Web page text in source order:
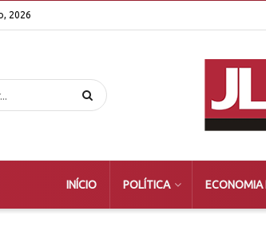
2026
INÍCIO POLÍTICA ECONOMIA